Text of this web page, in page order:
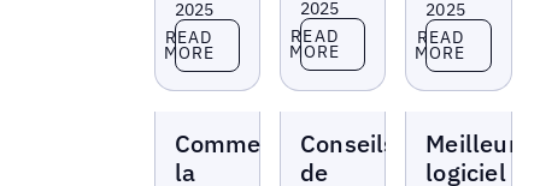
2025
Read more
READ
MORE
2025
Read more
READ
MORE
2025
Read more
READ
MORE
Comment
la
Conseils
de
Meilleur
logiciel de